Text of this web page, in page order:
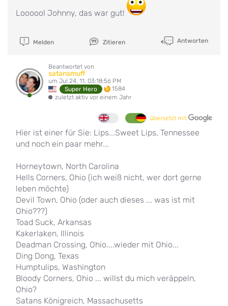
Loooool Johnny, das war gut!
Melden Zitieren Antworten
Beantwortet von
satansmuff
um Jul 24, 11, 03:18:56 PM
Super Hero
1584
zuletzt aktiv vor einem Jahr
übersetzt mit
Hier ist einer für Sie: Lips...Sweet Lips, Tennessee
und noch ein paar mehr...
Horneytown, North Carolina
Hells Corners, Ohio (ich weiß nicht, wer dort gerne
leben möchte)
Devil Town, Ohio (oder auch dieses ... was ist mit
Ohio???)
Toad Suck, Arkansas
Kakerlaken, Illinois
Deadman Crossing, Ohio....wieder mit Ohio...
Ding Dong, Texas
Humptulips, Washington
Bloody Corners, Ohio ... willst du mich veräppeln,
Ohio?
Satans Königreich, Massachusetts